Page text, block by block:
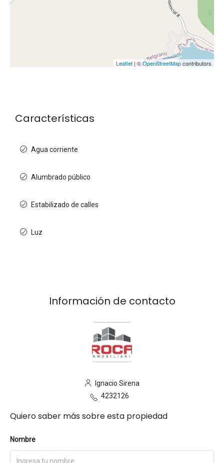
Leaflet | ©OpenStreetMapcontributors
Características
Agua corriente
Alumbrado público
Estabilizado de calles
Luz
Información de contacto
Ignacio Sirena
4232126
Quiero saber más sobre esta propiedad
Nombre